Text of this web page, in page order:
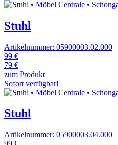
Stuhl
Artikelnummer: 05900003.02.000
99 €
79 €
zum Produkt
Sofort verfügbar!
Stuhl
Artikelnummer: 05900003.04.000